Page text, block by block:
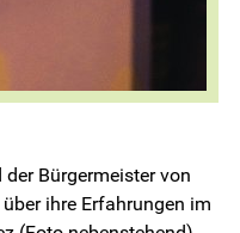
der Bürgermeister von
ihre Erfahrungen im